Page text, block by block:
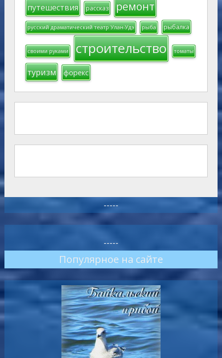
путешествия рассказ ремонт
русский драматический театр Улан-Удэ рыба рыбалка
своими руками строительство томаты
туризм форекс
-----
-----
Популярное на сайте